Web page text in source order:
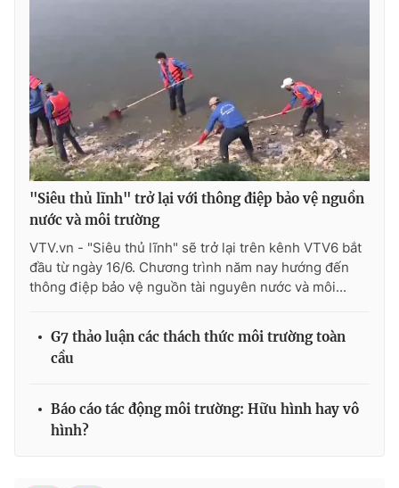
024-7300.7108
thuận bằng văn bản. Ghi rõ nguồn VTV.vn khi phát hành lại
thông tin từ website này.
"Siêu thủ lĩnh" trở lại với thông điệp bảo vệ nguồn
nước và môi trường
VTV.vn - "Siêu thủ lĩnh" sẽ trở lại trên kênh VTV6 bắt
đầu từ ngày 16/6. Chương trình năm nay hướng đến
thông điệp bảo vệ nguồn tài nguyên nước và môi...
G7 thảo luận các thách thức môi trường toàn
cầu
Báo cáo tác động môi trường: Hữu hình hay vô
hình?